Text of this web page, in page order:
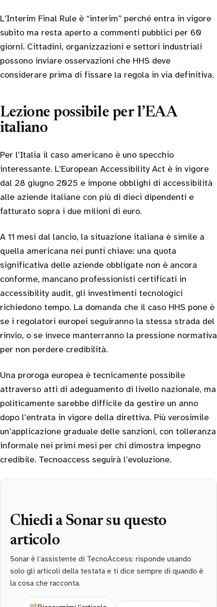
L’Interim Final Rule è “interim” perché entra in vigore
subito ma resta aperto a commenti pubblici per 60
giorni. Cittadini, organizzazioni e settori industriali
possono inviare osservazioni che HHS deve
considerare prima di fissare la regola in via definitiva.
Lezione possibile per l’EAA
italiano
Per l’Italia il caso americano è uno specchio
interessante. L’European Accessibility Act è in vigore
dal 28 giugno 2025 e impone obblighi di accessibilità
alle aziende italiane con più di dieci dipendenti e
fatturato sopra i due milioni di euro.
A 11 mesi dal lancio, la situazione italiana è simile a
quella americana nei punti chiave: una quota
significativa delle aziende obbligate non è ancora
conforme, mancano professionisti certificati in
accessibility audit, gli investimenti tecnologici
richiedono tempo. La domanda che il caso HHS pone è
se i regolatori europei seguiranno la stessa strada del
rinvio, o se invece manterranno la pressione normativa
per non perdere credibilità.
Una proroga europea è tecnicamente possibile
attraverso atti di adeguamento di livello nazionale, ma
politicamente sarebbe difficile da gestire un anno
dopo l’entrata in vigore della direttiva. Più verosimile
un’applicazione graduale delle sanzioni, con tolleranza
informale nei primi mesi per chi dimostra impegno
credibile. Tecnoaccess seguirà l’evoluzione.
Chiedi a Sonar su questo
articolo
Sonar è l’assistente di TecnoAccess: risponde usando
solo gli articoli della testata e ti dice sempre di quando è
la cosa che racconta.